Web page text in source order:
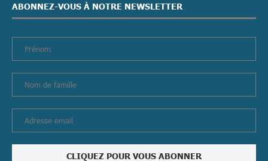
ABONNEZ-VOUS À NOTRE NEWSLETTER